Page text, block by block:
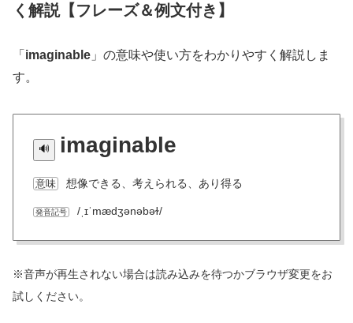
く解説【フレーズ＆例文付き】
「 imaginable 」の意味や使い方をわかりやすく解説しま
す。
imaginable
意味 想像できる、考えられる、あり得る
発音記号 /ˌɪˈmædʒənəbəɫ/
※音声が再生されない場合は読み込みを待つかブラウザ変更をお
試しください。